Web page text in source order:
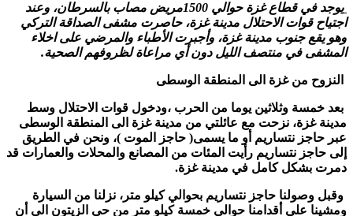
يوجد في قطاع غزة حوالي 1500مريض مصاب بالسرطان، وعند
اجتياح قوات الاحتلال مدينة غزة، حاصرت مشفى الصداقة التركي
وهو يقع جنوب مدينة غزة، وأجبرت الأطباء والمرضي على اخلاء
المشفى في منتصف الليل دون أي مراعاة لظروفهم الصحية.
النزوح من غزة الى المنطقة الوسطى
بعد خمسة وثلاثين يوما من الحرب ،ودخول قوات الاحتلال وسط
مدينة غزة، نزحت مع عائلتي من مدينة غزة الى المنطقة الوسطى
عبر حاجز نتساريم أو ما يسمى( حاجز الموت )، ونحن في الطريق
إلى حاجز نتساريم رأيت المئات من المصانع والمحلات والعمارات قد
دمرت بشكل كامل في مدينة غزة.
وقبل وصولنا حاجز نتساريم بحوالي كيلو متر، نزلنا من السيارة
ومشينا على أقدامنا حوالي خمسة كيلو متر من حي الزيتون الى أن